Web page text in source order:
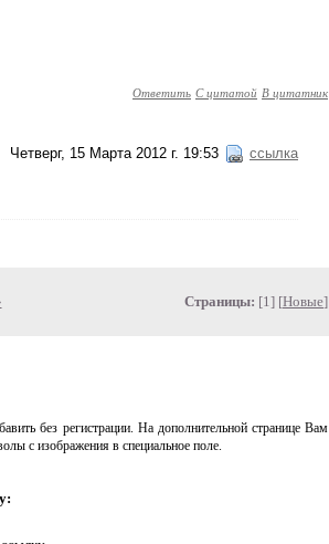
Ответить С цитатой В цитатник
Четверг, 15 Марта 2012 г. 19:53 ссылка
Страницы: [1] [Новые]
без регистрации. На дополнительной странице Вам
с изображения в специальное поле.